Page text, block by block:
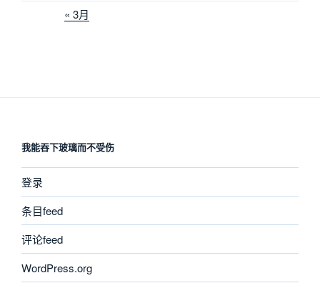
« 3月
我能吞下玻璃而不受伤
登录
条目feed
评论feed
WordPress.org